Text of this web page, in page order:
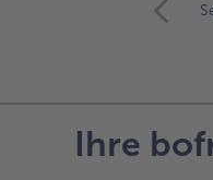
Es
befindenIhre